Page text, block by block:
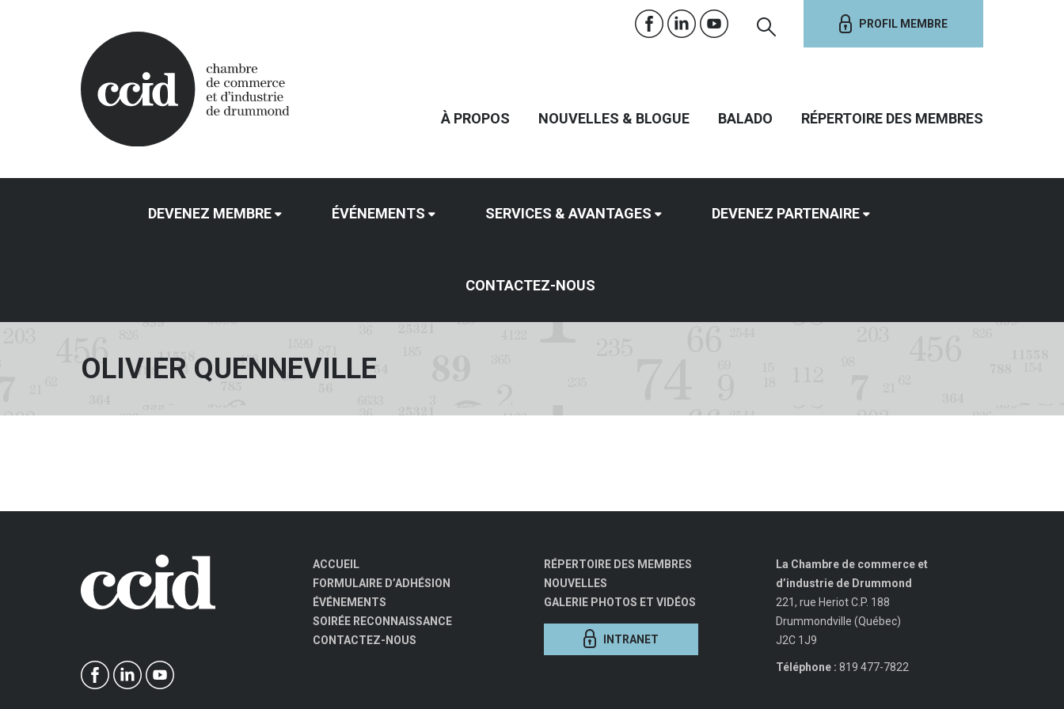
PROFIL MEMBRE
À PROPOS NOUVELLES & BLOGUE BALADO RÉPERTOIRE DES MEMBRES
DEVENEZ MEMBRE ÉVÉNEMENTS SERVICES & AVANTAGES DEVENEZ PARTENAIRE
CONTACTEZ-NOUS
OLIVIER QUENNEVILLE
ACCUEIL
FORMULAIRE D’ADHÉSION
ÉVÉNEMENTS
SOIRÉE RECONNAISSANCE
CONTACTEZ-NOUS
RÉPERTOIRE DES MEMBRES
NOUVELLES
GALERIE PHOTOS ET VIDÉOS
INTRANET
La Chambre de commerce et
d’industrie de Drummond
221, rue Heriot C.P. 188
Drummondville (Québec)
J2C 1J9
Téléphone : 819 477-7822